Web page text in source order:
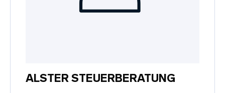
ALSTER STEUERBERATUNG